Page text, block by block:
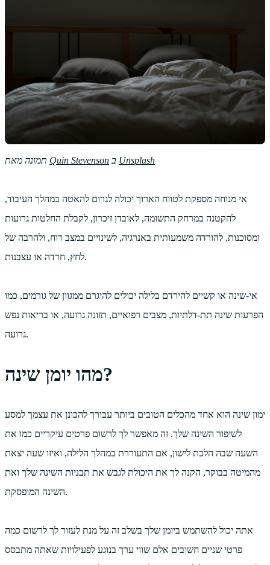
תמונה מאת Quin Stevenson ב Unsplash
אי מנוחה מספקת לטווח הארוך יכולה לגרום להאטה במהלך העיבוד,
להקטנה במרחק התשומה, לאובדן זיכרון, לקבלת החלטות גרועות
ומסוכנות, להורדה משמעותית באנרגיה, לשינויים במצב רוח, ולהרבה של
לחץ, חרדה או עצבנות.
אי-שינה או קשיים להירדם בלילה יכולים להיגרם ממגוון של גורמים, כמו
הפרעות שינה תת-דלתיות, מצבים רפואיים, תזונה גרועה, או בריאות נפש
גרועה.
מהו יומן שינה?
ימון שינה הוא אחד מהכלים הטובים ביותר עבורך להכונן את עצמך למסע
לשיפור השינה שלך. זה מאפשר לך לרשום פרטים עיקריים כמו את
השעה שבה הלכת לישון, אם התעוררת במהלך הלילה, ואיזו שעה יצאת
מהמיטה בבוקר, הקנה לך את היכולת לגבש את תבניות השינה שלך ואת
השינה המופסקת.
אתה יכול להשתמש ביומן שלך בשלב זה על מנת לעזור לך לרשום כמה
פרטי שניים חשובים אלם שווי ערך בנוגע לפעילויות שאתה מתבסס